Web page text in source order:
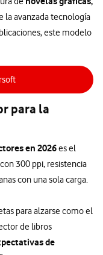
la avanzada tecnología
este modelo
para la
en 2026es el
300 ppi, resistencia
con una sola carga.
para alzarse como el
de libros
de